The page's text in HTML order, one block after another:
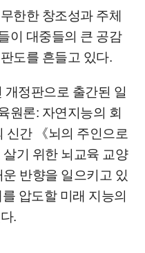
한한 창조성과 주체
이 대중들의 큰 공감
도를 흔들고 있다.
개정판으로 출간된 일
원론: 자연지능의 회
간 《뇌의 주인으로
기 위한 뇌교육 교양
반향을 일으키고 있
압도할 미래 지능의
.